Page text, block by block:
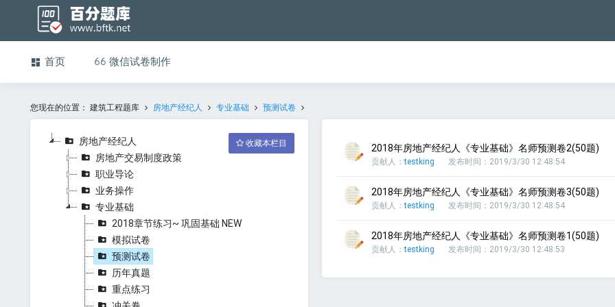
首页 微信试卷制作
您现在的位置： 建筑工程题库 房地产经纪人 专业基础 预测试卷
收藏本栏目
房地产经纪人
房地产交易制度政策
职业导论
业务操作
专业基础
2018章节练习~ 巩固基础 NEW
模拟试卷
预测试卷
历年真题
重点练习
2018年房地产经纪人《专业基础》名师预测卷2(50题)
贡献人：testking 发布时间：2019/3/30 12:48:54
2018年房地产经纪人《专业基础》名师预测卷3(50题)
贡献人：testking 发布时间：2019/3/30 12:48:54
2018年房地产经纪人《专业基础》名师预测卷1(50题)
贡献人：testking 发布时间：2019/3/30 12:48:53